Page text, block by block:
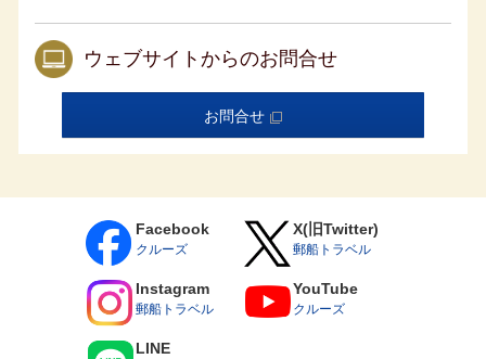
運航会社より出発間際の運航中止やスケジュール変更につ
絡する場合がございます｡お申し込みの際は可能な限り携帯
電話番号のご記入をお願いいたします。
詳しい旅行条件を説明した書類をお渡しいたしますので、事前に
この旅行は、郵船トラベル株式会社（以下「当社」といいま
す。）が企画・実施する旅行であり、この旅行に参加されるお
客様は、当社と募集型企画旅行契約（以下「旅行契約」といい
ます。）を締結することになります。また、旅行条件は、下記
によるほか、別途お渡しする旅行条件書（全文）、出発前にお
渡しする確定書面（最終旅行日程表）及び当社旅行業約款（募
ウェブサイトからのお問合せ
お問合せ
Facebook
クルーズ
X(旧Twitter)
郵船トラベル
Instagram
郵船トラベル
YouTube
クルーズ
LINE